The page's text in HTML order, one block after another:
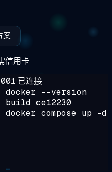
案
信用卡
已连接
docker --version
ce12230
docker compose up -d